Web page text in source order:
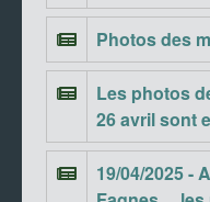
Photos des
Les photos
26 avril sont
19/04/2025 -